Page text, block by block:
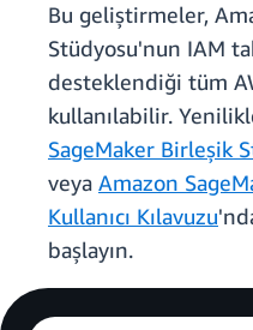
Bu geliştirmeler,
Stüdyosu'nun IAM
desteklendiği tüm
kullanılabilir.
SageMaker Birleşik
veya Amazon
Kullanıcı Kılavuzu
başlayın.